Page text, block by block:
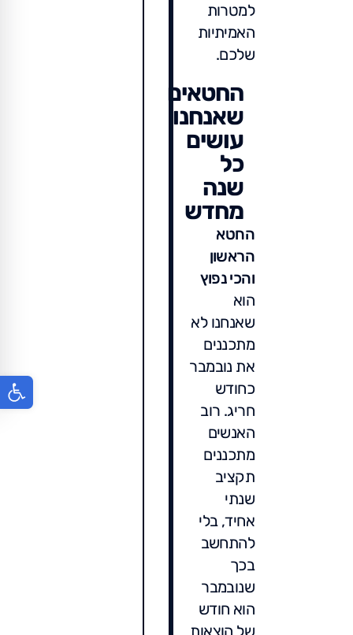
למטרות
האמיתיות
שלכם.
החטאים
שאנחנו
עושים
כל
שנה
מחדש
החטא
הראשון
והכי נפוץ
הוא
שאנחנו לא
מתכננים
את נובמבר
כחודש
חריג. רוב
האנשים
מתכננים
תקציב
שנתי
אחיד, בלי
להתחשב
בכך
שנובמבר
הוא חודש
של הוצאות
פתח